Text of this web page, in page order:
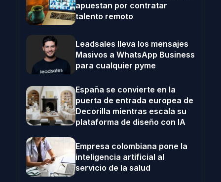
apuestan por contratar
talento remoto
Leadsales lleva los mensajes
Masivos a WhatsApp Business
para cualquier pyme
España se convierte en la
puerta de entrada europea de
Decorilla mientras escala su
plataforma de diseño con IA
Empresa colombiana pone la
inteligencia artificial al
servicio de la salud